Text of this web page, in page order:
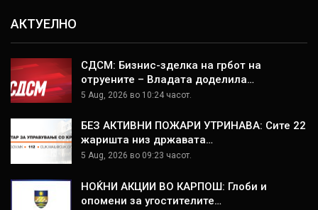
АКТУЕЛНО
СДСМ: Бизнис-зделка на грбот на
отруените – Владата доделила…
5 Aug, 2026 во 10:24 часот.
БЕЗ АКТИВНИ ПОЖАРИ УТРИНАВА: Сите 22
жаришта низ државата…
5 Aug, 2026 во 09:23 часот.
НОЌНИ АКЦИИ ВО КАРПОШ: Глоби и
опомени за угостителите…